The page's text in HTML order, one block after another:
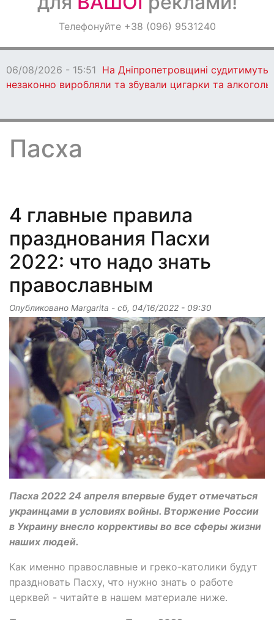
ОголошенняТелефонуйте +38 (096) 9531240
06/08/2026 - 15:47
У Кам’янському пройде
Всеукраїнський тренінг для молоді
Пасха
4 главные правила
празднования Пасхи
2022: что надо знать
православным
Опубликовано Margarita - сб, 04/16/2022 - 09:30
Пасха 2022 24 апреля впервые будет отмечаться
украинцами в условиях войны. Вторжение России
в Украину внесло коррективы во все сферы жизни
наших людей.
Как именно православные и греко-католики будут
праздновать Пасху, что нужно знать о работе
церквей - читайте в нашем материале ниже.